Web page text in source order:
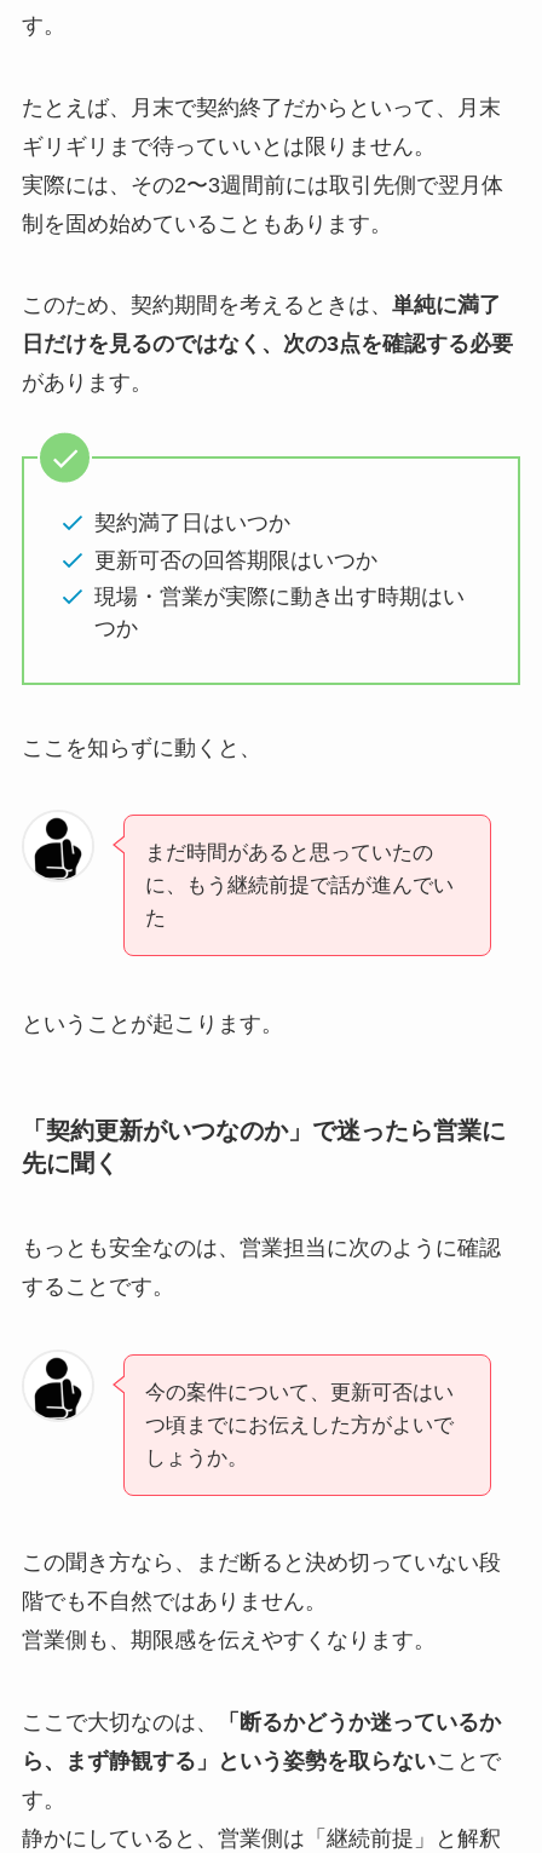
す。
たとえば、月末で契約終了だからといって、月末
ギリギリまで待っていいとは限りません。
実際には、その2〜3週間前には取引先側で翌月体
制を固め始めていることもあります。
このため、契約期間を考えるときは、 単純に満了
日だけを見るのではなく、次の3点を確認する必要
があります。
契約満了日はいつか
更新可否の回答期限はいつか
現場・営業が実際に動き出す時期はい
つか
ここを知らずに動くと、
まだ時間があると思っていたの
に、もう継続前提で話が進んでい
た
ということが起こります。
「契約更新がいつなのか」で迷ったら営業に
先に聞く
もっとも安全なのは、営業担当に次のように確認
することです。
今の案件について、更新可否はい
つ頃までにお伝えした方がよいで
しょうか。
この聞き方なら、まだ断ると決め切っていない段
階でも不自然ではありません。
営業側も、期限感を伝えやすくなります。
ここで大切なのは、
「断るかどうか迷っているか
ら、まず静観する」という姿勢を取らないことで
す。
静かにしていると、営業側は「継続前提」と解釈